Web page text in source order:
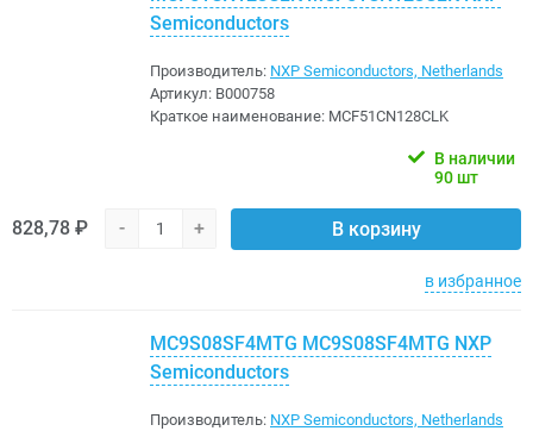
Semiconductors
Производитель: NXP Semiconductors, Netherlands
Артикул: B000758
Краткое наименование: MCF51CN128CLK
В наличии
90 шт
828,78 ₽ - + В корзину
в избранное
MC9S08SF4MTG MC9S08SF4MTG NXP
Semiconductors
Производитель: NXP Semiconductors, Netherlands